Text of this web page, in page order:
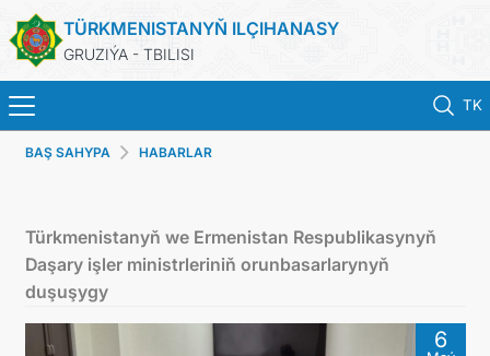
TÜRKMENISTANYŇ ILÇIHANASY
GRUZIÝA - TBILISI
TK
ГЛАВНАЯ
КОНСУЛЬСКИЕ УСЛУГИ
BAŞ SAHYPA HABARLAR
Türkmenistanyň we Ermenistan Respublikasynyň
Daşary işler ministrleriniň orunbasarlarynyň
duşuşygy
6